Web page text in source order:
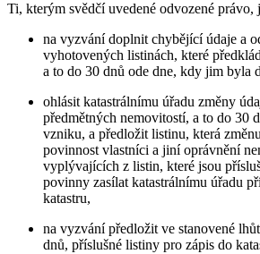
Ti, kterým svědčí uvedené odvozené právo,
na vyzvání doplnit chybějící údaje a
vyhotovených listinách, které
a to do 30 dnů ode dne, kdy jim byla
ohlásit katastrálnímu úřadu změny
předmětných nemovitostí, a to do 30
vzniku, a předložit listinu, která
povinnost vlastníci a jiní oprávnění
vyplývajících z listin, které jsou
povinny zasílat katastrálnímu úřadu
katastru,
na vyzvání předložit ve stanovené
dnů, příslušné listiny pro zápis do